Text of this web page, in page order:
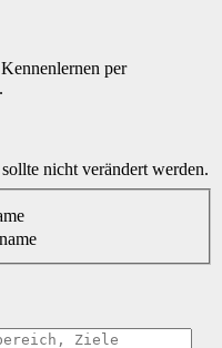
per
nicht verändert werden.